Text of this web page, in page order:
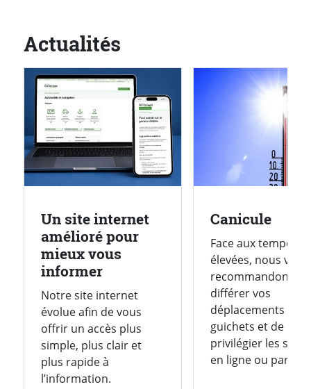
Actualités
Un site internet
amélioré pour
mieux vous
informer
Notre site internet
évolue afin de vous
offrir un accès plus
simple, plus clair et
plus rapide à
l’information.
Canicule
Face aux
élevées, nous vous
recommandons de
différer vos
déplacements à
guichets et de
privilégier les
en ligne ou par…